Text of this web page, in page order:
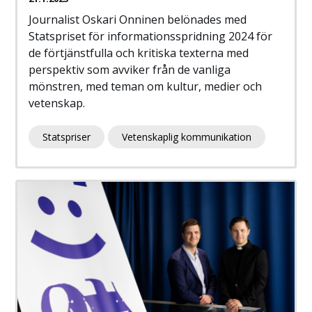
Journalist Oskari Onninen belönades med
Statspriset för informationsspridning 2024 för
de förtjänstfulla och kritiska texterna med
perspektiv som avviker från de vanliga
mönstren, med teman om kultur, medier och
vetenskap.
Statspriser Vetenskaplig kommunikation